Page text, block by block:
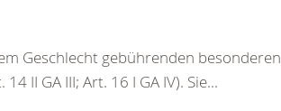
Geschlecht gebührenden besonderen
II GA III; Art. 16 I GA IV). Sie...